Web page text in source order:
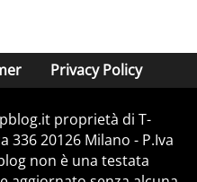
Privacy Policy
proprietà di T-
336 20126 Milano - P.Iva
non è una testata